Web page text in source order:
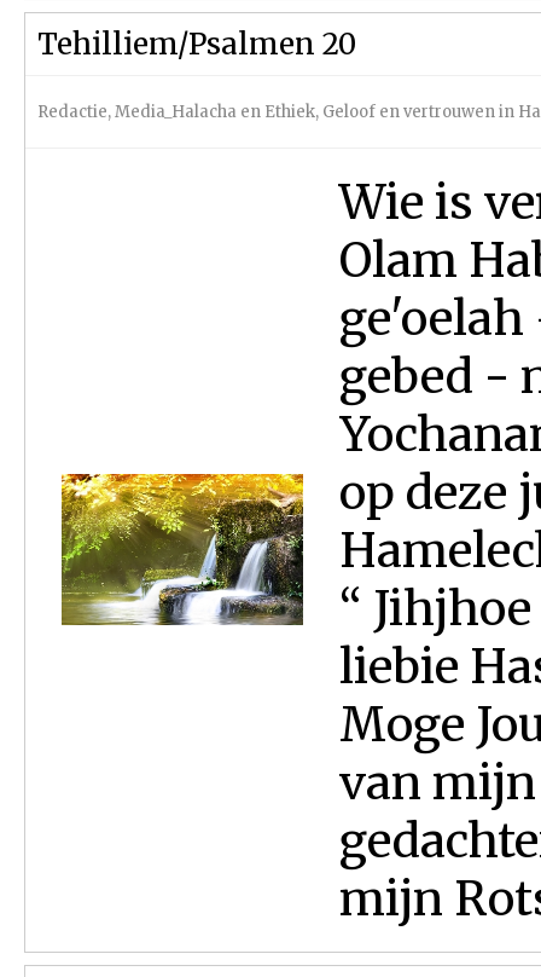
Tehilliem/Psalmen 20
Redactie,Media_Halacha en Ethiek, Geloof en vertrouwen in
Wie is
Olam
gebed -
op deze
“
liebie
Moge
van mijn
mijn